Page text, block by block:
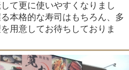
て更に使いやすくなりまし
本格的な寿司はもちろん、多
用意してお待ちしておりま